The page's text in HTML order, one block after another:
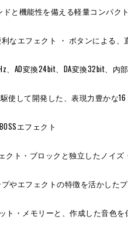
ドと機能性を備える軽量コンパク
なエフェクト ・ ボタンによる、
、AD変換24bit、DA変換32bit、
使して開発した、表現力豊かな
エフェクト
クト・ブロックと独立したノイ
やエフェクトの特徴を活かしたプ
ト・メモリーと、作成した音色